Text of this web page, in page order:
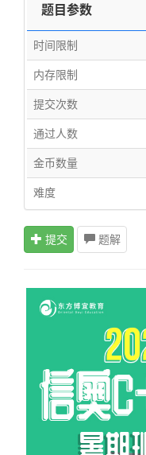
题目参数
时间限制
内存限制
提交次数
通过人数
金币数量
难度
提交 题解